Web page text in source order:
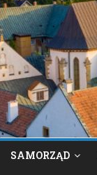
SAMORZĄD